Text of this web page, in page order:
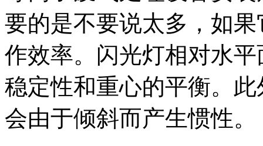
要的是不要说太多，如
作效率。闪光灯相对水
稳定性和重心的平衡。
会由于倾斜而产生惯性。